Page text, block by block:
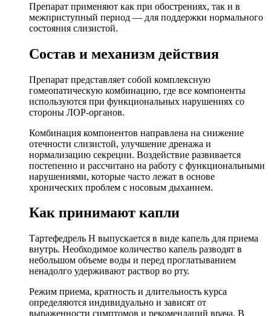
Препарат применяют как при обострениях, так и в
межприступный период — для поддержки нормального
состояния слизистой.
Состав и механизм действия
Препарат представляет собой комплексную
гомеопатическую комбинацию, где все компоненты
используются при функциональных нарушениях со
стороны ЛОР-органов.
Комбинация компонентов направлена на снижение
отечности слизистой, улучшение дренажа и
нормализацию секреции. Воздействие развивается
постепенно и рассчитано на работу с функциональными
нарушениями, которые часто лежат в основе
хронических проблем с носовым дыханием.
Как принимают капли
Тартефедрель Н выпускается в виде капель для приема
внутрь. Необходимое количество капель разводят в
небольшом объеме воды и перед проглатыванием
ненадолго удерживают раствор во рту.
Режим приема, кратность и длительность курса
определяются индивидуально и зависят от
выраженности симптомов и рекомендаций врача. В